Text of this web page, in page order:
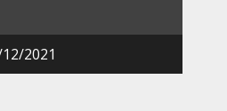
2021